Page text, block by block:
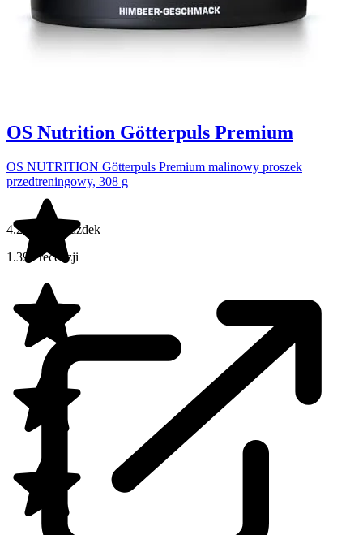
OS Nutrition Götterpuls Premium
OS NUTRITION Götterpuls Premium malinowy proszek
przedtreningowy, 308 g
4.2 na 5 gwiazdek
1.392 recenzji